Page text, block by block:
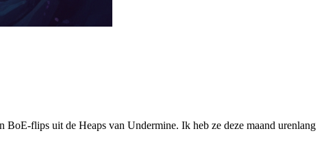
flips uit de Heaps van Undermine. Ik heb ze deze maand urenlang